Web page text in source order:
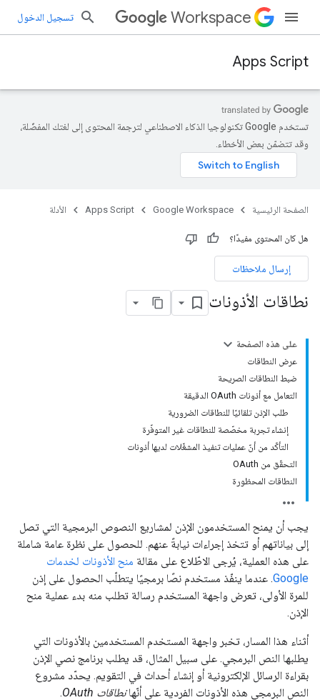
Workspace تسجيل الدخول
Apps Script
تستخدم Google تكنولوجيا الذكاء الاصطناعي لترجمة المحتوى إلى لغتك المفضّلة،
وقد تتضمّن بعض الأخطاء.
الصفحة الرئيسية Google Workspace
Apps Script الأدلة
هل كان المحتوى مفيدًا؟
إرسال ملاحظات
نطاقات الأذونات
على هذه الصفحة
عرض النطاقات
ضبط النطاقات الصريحة
التعامل مع أذونات OAuth الدقيقة
طلب الإذن تلقائيًا للنطاقات الضرورية
إنشاء تجربة مخصّصة للنطاقات غير المتوفّرة
التأكّد من أنّ عمليات تنفيذ المشغّلات لديها أذونات
التحقّق من OAuth
النطاقات المحظورة
يجب أن يمنح المستخدمون الإذن لمشاريع النصوص البرمجية التي تصل
إلى بياناتهم أو تتخذ إجراءات نيابةً عنهم. للحصول على نظرة عامة شاملة
على هذه العملية، يُرجى الاطّلاع على مقالة منح الأذونات لخدمات
Google. عندما ينفّذ مستخدم نصًا برمجيًا يتطلّب الحصول على إذن
للمرة الأولى، تعرض واجهة المستخدم رسالة تطلب منه بدء عملية منح
الإذن.
أثناء هذا المسار، تخبر واجهة المستخدم المستخدمين بالأذونات التي
يطلبها النص البرمجي. على سبيل المثال، قد يطلب برنامج نصي الإذن
بقراءة الرسائل الإلكترونية أو إنشاء أحداث في التقويم. يحدّد مشروع
النص البرمجي هذه الأذونات الفردية على أنّهانطاقات OAuth .